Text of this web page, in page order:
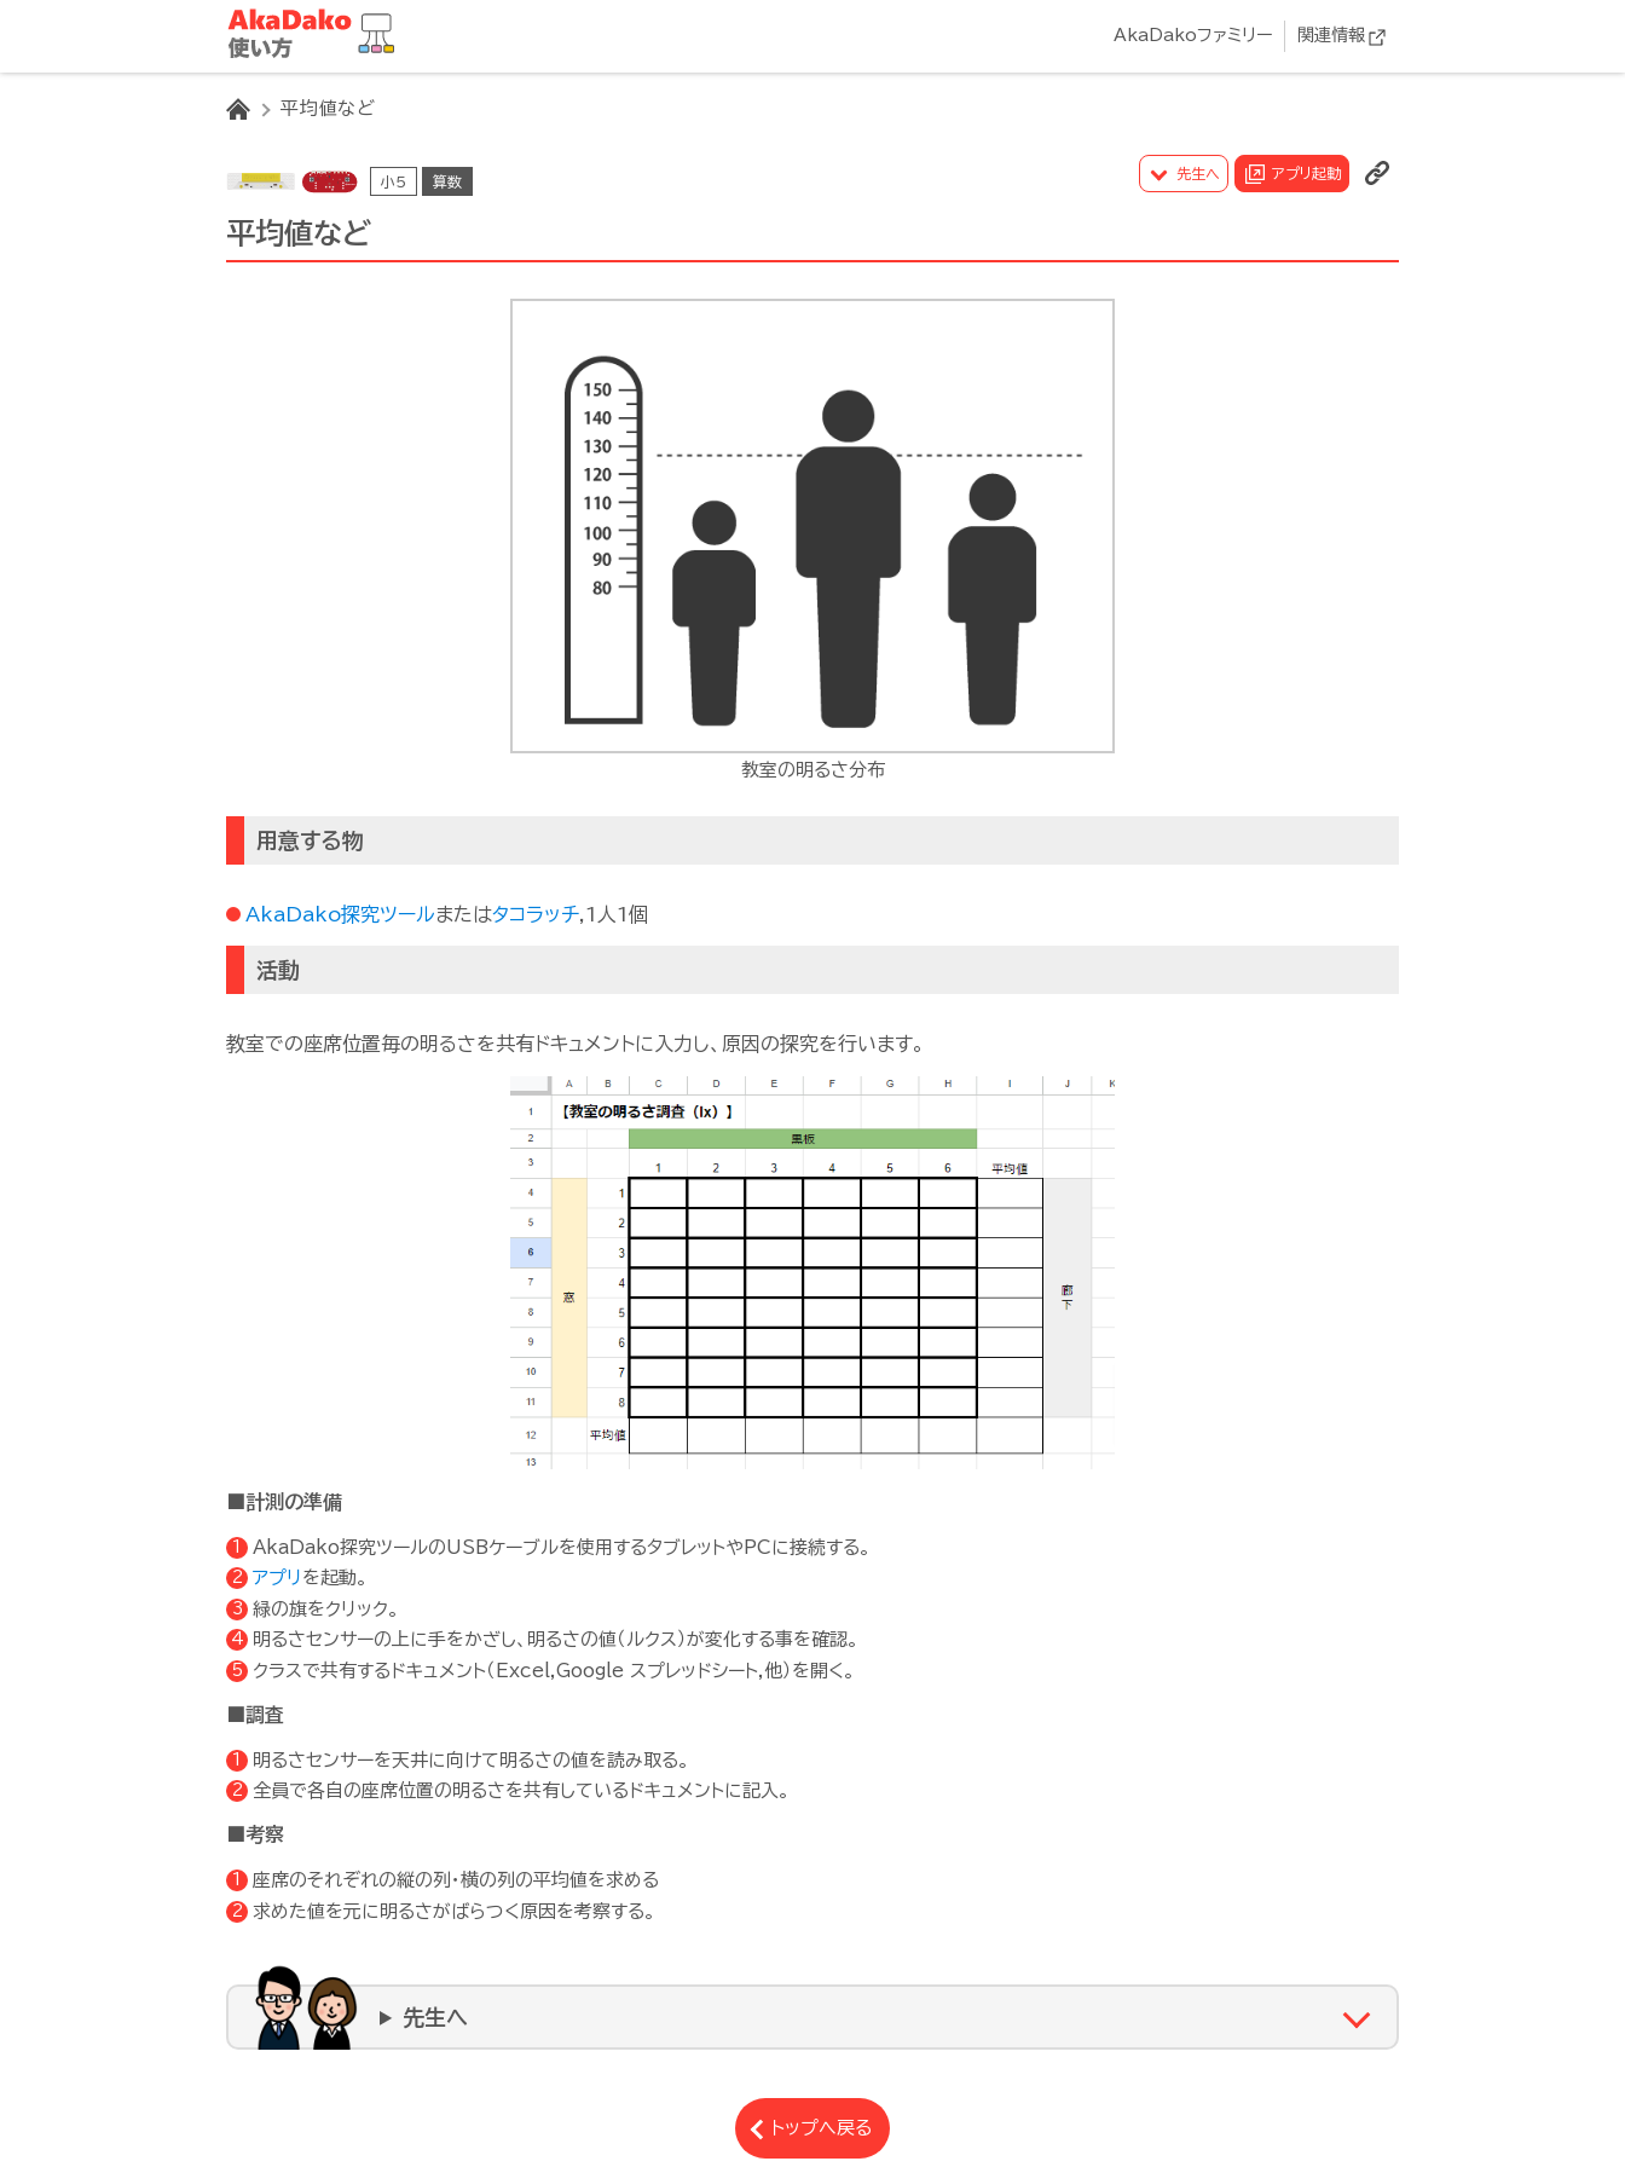
AkaDakoファミリー 関連情報
HOME
平均値など
小5 算数
平均値など
先生へ アプリ起動
教室の明るさ分布
用意する物
AkaDako探究ツールまたはタコラッチ,1人1個
活動
教室での座席位置毎の明るさを共有ドキュメントに入力し、原因の探究を行います。
■計測の準備
AkaDako探究ツールのUSBケーブルを使用するタブレットやPCに接続する。
アプリ を起動。
緑の旗をクリック。
明るさセンサーの上に手をかざし、明るさの値（ルクス）が変化する事を確認。
クラスで共有するドキュメント（Excel,Google スプレッドシート,他）を開く。
■調査
明るさセンサーを天井に向けて明るさの値を読み取る。
全員で各自の座席位置の明るさを共有しているドキュメントに記入。
■考察
座席のそれぞれの縦の列・横の列の平均値を求める
求めた値を元に明るさがばらつく原因を考察する。
先生へ
トップへ戻る